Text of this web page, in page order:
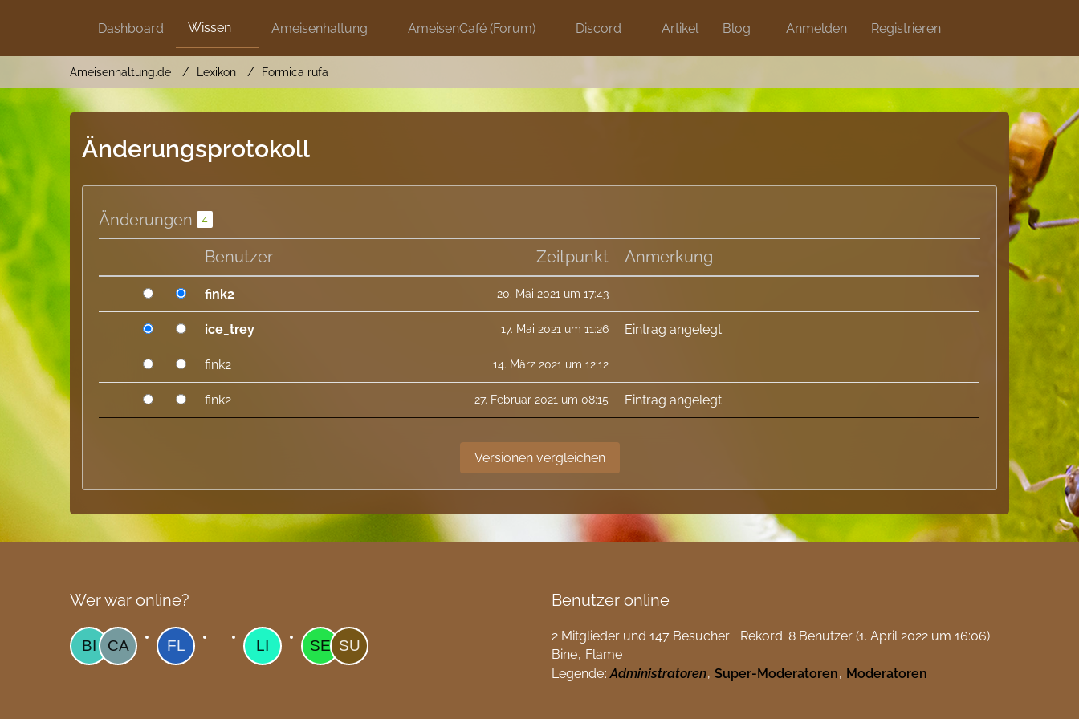
Anmelden Registrieren
Dashboard Wissen Ameisenhaltung AmeisenCafé (Forum) Discord Artikel Blog Shops
Ameisenhaltung.de Lexikon Formica rufa
Änderungsprotokoll
Änderungen 4
Benutzer Zeitpunkt Anmerkung
fink2 20. Mai 2021 um 17:43
ice_trey 17. Mai 2021 um 11:26 Eintrag angelegt
fink2 14. März 2021 um 12:12
fink2 27. Februar 2021 um 08:15 Eintrag angelegt
Wer war online? Benutzer online
2 Mitglieder und 147 Besucher Rekord: 8 Benutzer (1. April 2022 um 16:06)
Bine Flame
Legende Administratoren Super-Moderatoren Moderatoren